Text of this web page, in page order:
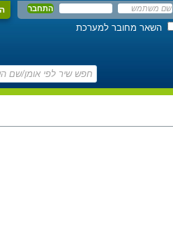
השאר מחובר למערכת